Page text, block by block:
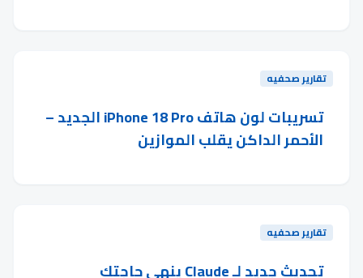
تقارير صحفيه
تسريبات لون هاتف iPhone 18 Pro الجديد –
الأحمر الداكن يقلب الموازين
تقارير صحفيه
تحديث جديد لـ Claude ينهي حاجتك